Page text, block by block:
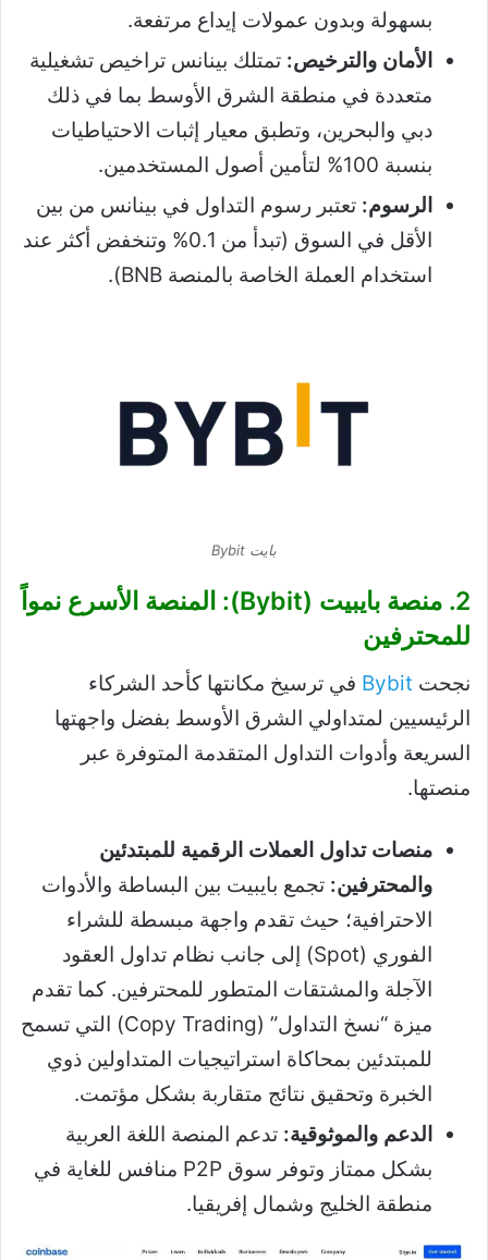
بسهولة وبدون عمولات إيداع مرتفعة.
الأمان والترخيص: تمتلك بينانس تراخيص تشغيلية
متعددة في منطقة الشرق الأوسط بما في ذلك
دبي والبحرين، وتطبق معيار إثبات الاحتياطيات
بنسبة 100% لتأمين أصول المستخدمين.
الرسوم: تعتبر رسوم التداول في بينانس من بين
الأقل في السوق (تبدأ من 0.1% وتنخفض أكثر عند
استخدام العملة الخاصة بالمنصة BNB).
بايت Bybit
2. منصة بايبيت (Bybit): المنصة الأسرع نمواً
للمحترفين
نجحت Bybit في ترسيخ مكانتها كأحد الشركاء
الرئيسيين لمتداولي الشرق الأوسط بفضل واجهتها
السريعة وأدوات التداول المتقدمة المتوفرة عبر
منصتها.
منصات تداول العملات الرقمية للمبتدئين
والمحترفين: تجمع بايبيت بين البساطة والأدوات
الاحترافية؛ حيث تقدم واجهة مبسطة للشراء
الفوري (Spot) إلى جانب نظام تداول العقود
الآجلة والمشتقات المتطور للمحترفين. كما تقدم
ميزة “نسخ التداول” (Copy Trading) التي تسمح
للمبتدئين بمحاكاة استراتيجيات المتداولين ذوي
الخبرة وتحقيق نتائج متقاربة بشكل مؤتمت.
الدعم والموثوقية: تدعم المنصة اللغة العربية
بشكل ممتاز وتوفر سوق P2P منافس للغاية في
منطقة الخليج وشمال إفريقيا.